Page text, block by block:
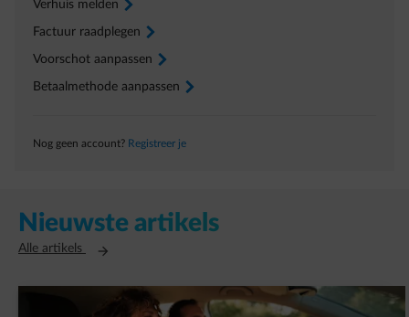
Verhuis melden arrow-right
Factuur raadplegen arrow-right
Voorschot aanpassen arrow-right
Betaalmethode aanpassen arrow-right
Nog geen account? Registreer je
Nieuwste artikels
Alle artikels Opent in een nieuw tabblad